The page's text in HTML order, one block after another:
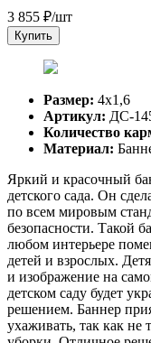
3 855 ₽/шт
Купить
Размер: 4х1,6
Артикул: ДС-
Количество
Материал:
Яркий и красочный
детского сада. Он
по всем мировым
безопасности. Такой
любом интерьере
детей и взрослых.
и изображение на
детском саду будет
решением. Баннер
ухаживать, так как не